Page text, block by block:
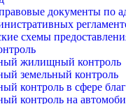
документы по
схемы
жилищный контроль
земельный контроль
контроль в сфере
контроль на